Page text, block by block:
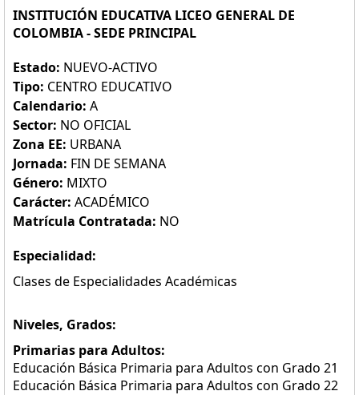
INSTITUCIÓN EDUCATIVA LICEO GENERAL DE
COLOMBIA - SEDE PRINCIPAL
Estado: NUEVO-ACTIVO
Tipo: CENTRO EDUCATIVO
Calendario: A
Sector: NO OFICIAL
Zona EE: URBANA
Jornada: FIN DE SEMANA
Género: MIXTO
Carácter: ACADÉMICO
Matrícula Contratada: NO
Especialidad:
Clases de Especialidades Académicas
Niveles, Grados:
Primarias para Adultos:
Educación Básica Primaria para Adultos con Grado 21
Educación Básica Primaria para Adultos con Grado 22